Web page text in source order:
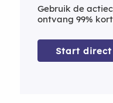
Gebruik de
ontvang 99%
Start direct